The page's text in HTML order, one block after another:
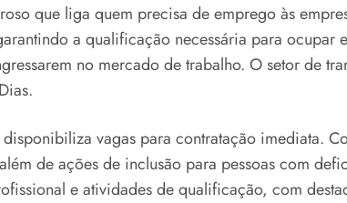
que liga quem precisa de emprego às
a qualificação necessária para ocupar
no mercado de trabalho. O setor de
vagas para contratação imediata.
de ações de inclusão para pessoas com
e atividades de qualificação, com